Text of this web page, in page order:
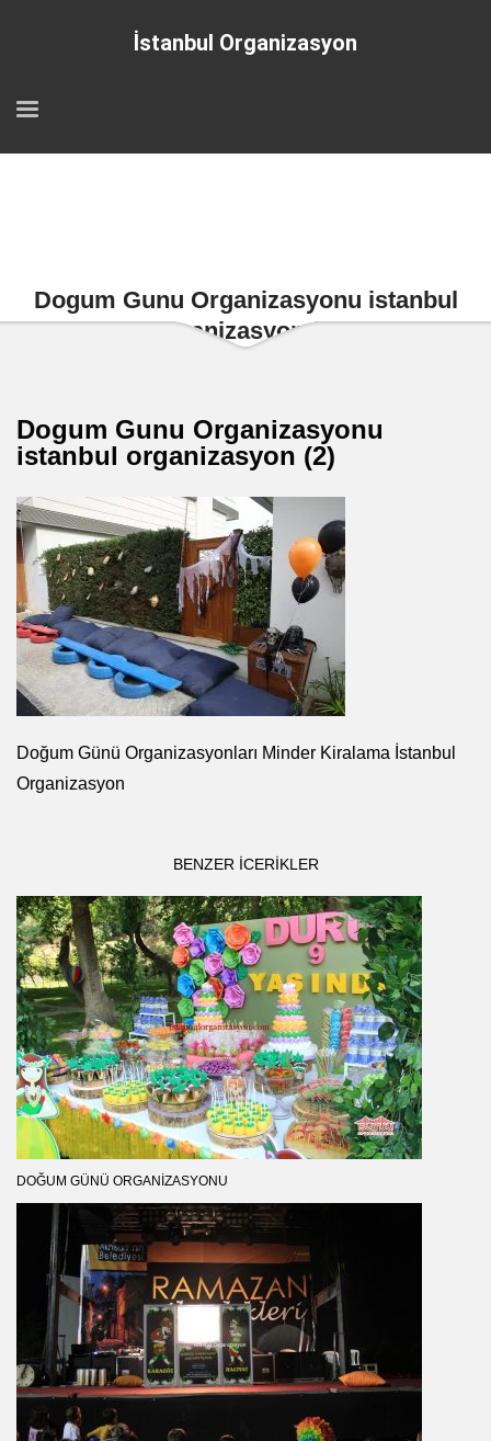
İstanbul Organizasyon
Dogum Gunu Organizasyonu istanbul
organizasyon (2)
Dogum Gunu Organizasyonu
istanbul organizasyon (2)
Doğum Günü Organizasyonları Minder Kiralama İstanbul
Organizasyon
BENZER ICERIKLER
DOĞUM GÜNÜ ORGANIZASYONU